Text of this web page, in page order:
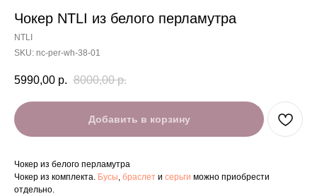
Чокер NTLI из белого перламутра
NTLI
SKU: nc-per-wh-38-01
5990,00 р. 8000,00 р.
Добавить в корзину
Чокер из белого перламутра
Чокер из комплекта. Бусы, браслет и серьги можно приобрести
отдельно.